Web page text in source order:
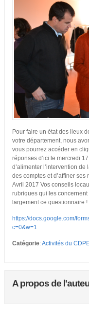
Pour faire un état des lieux
votre département, nous
vous pourrez accéder en
réponses d’ici le mercredi
d’alimenter l’intervention
des comptes et d’affiner
Avril 2017 Vos conseils
rubriques qui les
largement ce questionnaire !
https://docs.google.com/
c=0&w=1
Catégorie:Activités du
A propos de